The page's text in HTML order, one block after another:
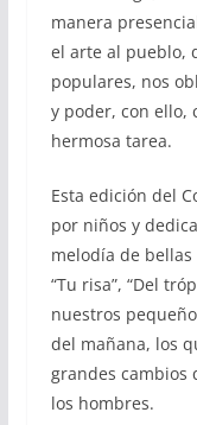
manera
el arte al pueblo,
populares, nos
y poder, con ello,
hermosa tarea.
Esta edición del
por niños y
melodía de bellas
“Tu risa”, “Del
nuestros
del mañana, los
grandes cambios
los hombres.